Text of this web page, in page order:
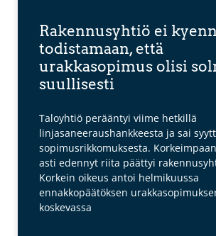
Rakennusyhtiö ei
todistamaan, että
urakkasopimus olisi
suullisesti
Taloyhtiö perääntyi viime hetkillä
linjasaneeraushankkeesta ja sai
sopimusrikkomuksesta.
asti edennyt riita päättyi
Korkein oikeus antoi helmikuussa
ennakkopäätöksen
koskevassa